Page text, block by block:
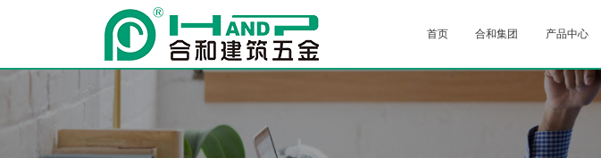
首页 合和集团 产品中心